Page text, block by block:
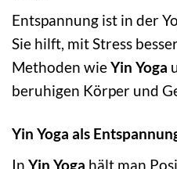
Entspannung ist in der
Sie hilft, mit Stress
Methoden wieYin Yoga
beruhigen Körper und
Yin Yoga als
In Yin Yoga hält man